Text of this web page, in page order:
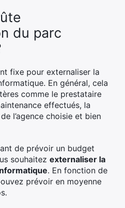
du parc
fixe pour externaliser la
En général, cela
comme le prestataire
effectués, la
l’agence choisie et bien
de prévoir un budget
souhaitez externaliser la
. En fonction de
prévoir en moyenne